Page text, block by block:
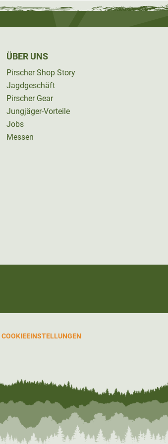
ÜBER UNS
Pirscher Shop Story
Jagdgeschäft
Pirscher Gear
Jungjäger-Vorteile
Jobs
Messen
COOKIEEINSTELLUNGEN